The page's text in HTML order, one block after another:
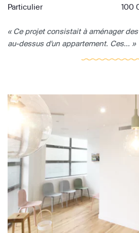
Particulier
100
« Ce projet consistait à aménager
au-dessus d'un appartement. Ces... »